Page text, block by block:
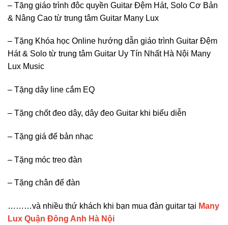
– Tặng giáo trình đôc quyền Guitar Đệm Hát, Solo Cơ Bản
& Nâng Cao từ trung tâm Guitar Many Lux
– Tặng Khóa học Online hướng dẫn giáo trình Guitar Đệm
Hát & Solo từ trung tâm Guitar Uy Tín Nhất Hà Nội Many
Lux Music
– Tặng dây line cắm EQ
– Tặng chốt đeo dây, dây đeo Guitar khi biểu diễn
– Tặng giá để bản nhạc
– Tặng móc treo đàn
– Tặng chân để đàn
………và nhiều thứ khách khi bạn mua đàn guitar tại Many
Lux Quận Đông Anh Hà Nội